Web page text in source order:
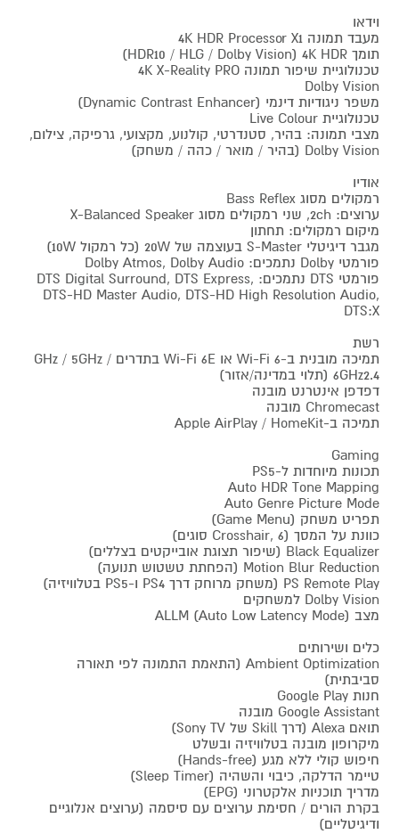
וידאו
מעבד תמונה 4K HDR Processor X1
תומך 4K HDR ‏(HDR10 / HLG / Dolby Vision)
טכנולוגיית שיפור תמונה 4K X-Reality PRO
Dolby Vision
משפר ניגודיות דינמי (Dynamic Contrast Enhancer)
טכנולוגיית Live Colour
מצבי תמונה: בהיר, סטנדרטי, קולנוע, מקצועי, גרפיקה, צילום,
Dolby Vision (בהיר / מואר / כהה / משחק)
אודיו
רמקולים מסוג Bass Reflex
ערוצים: 2ch, שני רמקולים מסוג X-Balanced Speaker
מיקום רמקולים: תחתון
מגבר דיגיטלי S-Master בעוצמה של 20W (כל רמקול 10W)
פורמטי Dolby נתמכים: Dolby Atmos, Dolby Audio
פורמטי DTS נתמכים: DTS Digital Surround, DTS Express,
DTS-HD Master Audio, DTS-HD High Resolution Audio,
DTS:X
רשת
תמיכה מובנית ב-Wi-Fi 6 או Wi-Fi 6E בתדרים GHz / 5GHz /
6GHz2.4 (תלוי במדינה/אזור)
דפדפן אינטרנט מובנה
Chromecast מובנה
תמיכה ב-Apple AirPlay / HomeKit
Gaming
תכונות מיוחדות ל-PS5
Auto HDR Tone Mapping
Auto Genre Picture Mode
תפריט משחק (Game Menu)
כוונת על המסך (Crosshair, 6 סוגים)
Black Equalizer (שיפור תצוגת אובייקטים בצללים)
Motion Blur Reduction (הפחתת טשטוש תנועה)
PS Remote Play (משחק מרוחק דרך PS4 ו-PS5 בטלוויזיה)
Dolby Vision למשחקים
מצב ALLM (Auto Low Latency Mode)
כלים ושירותים
Ambient Optimization (התאמת התמונה לפי תאורה
סביבתית)
חנות Google Play
Google Assistant מובנה
תואם Alexa (דרך Skill של Sony TV)
מיקרופון מובנה בטלוויזיה ובשלט
חיפוש קולי ללא מגע (Hands-free)
טיימר הדלקה, כיבוי והשהיה (Sleep Timer)
מדריך תוכניות אלקטרוני (EPG)
בקרת הורים / חסימת ערוצים עם סיסמה (ערוצים אנלוגיים
ודיגיטליים)